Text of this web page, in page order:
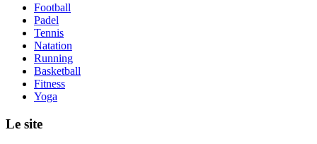
Football
Padel
Tennis
Natation
Running
Basketball
Fitness
Yoga
Le site